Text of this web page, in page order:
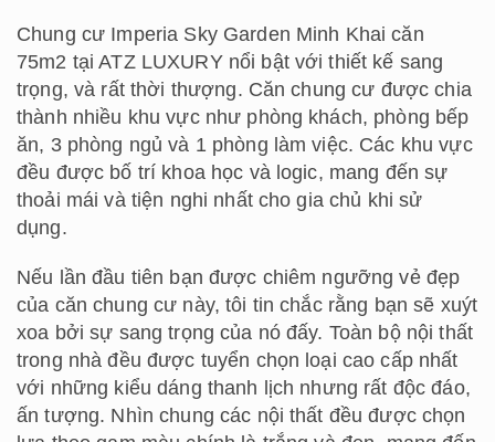
Chung cư Imperia Sky Garden Minh Khai căn
75m2 tại ATZ LUXURY nổi bật với thiết kế sang
trọng, và rất thời thượng. Căn chung cư được chia
thành nhiều khu vực như phòng khách, phòng bếp
ăn, 3 phòng ngủ và 1 phòng làm việc. Các khu vực
đều được bố trí khoa học và logic, mang đến sự
thoải mái và tiện nghi nhất cho gia chủ khi sử
dụng.
Nếu lần đầu tiên bạn được chiêm ngưỡng vẻ đẹp
của căn chung cư này, tôi tin chắc rằng bạn sẽ xuýt
xoa bởi sự sang trọng của nó đấy. Toàn bộ nội thất
trong nhà đều được tuyển chọn loại cao cấp nhất
với những kiểu dáng thanh lịch nhưng rất độc đáo,
ấn tượng. Nhìn chung các nội thất đều được chọn